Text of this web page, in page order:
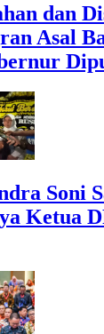
dan
Asal
Soni
Ketua